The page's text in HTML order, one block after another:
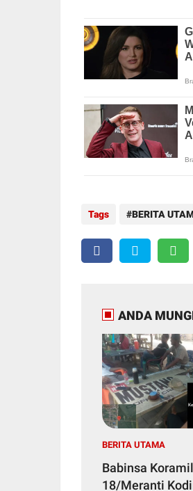
Tags BERITA
ANDA
BERITA UTAMA
Babinsa Koramil
18/Meranti